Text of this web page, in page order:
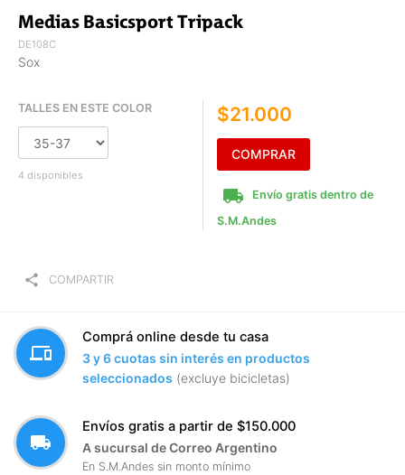
Medias Basicsport Tripack
DE108C
Sox
TALLES EN ESTE COLOR
4 disponibles
$21.000
COMPRAR
local_shipping
Envío gratis dentro de
S.M.Andes
share COMPARTIR
devices
Comprá online desde tu casa
3 y 6 cuotas sin interés en productos
seleccionados (excluye bicicletas)
local_shipping
Envíos gratis a partir de $150.000
A sucursal de Correo Argentino
En S.M.Andes sin monto mínimo